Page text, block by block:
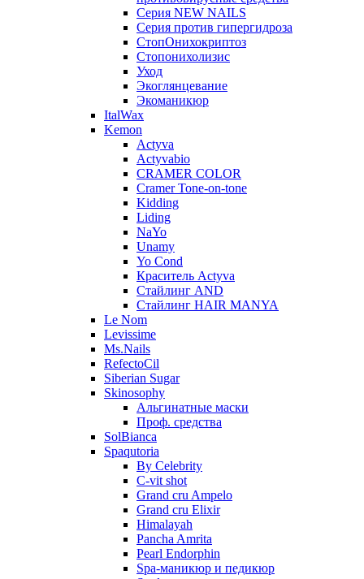
Серия NEW NAILS
Серия против гипергидроза
СтопОнихокриптоз
Стопонихолизис
Уход
Экоглянцевание
Экоманикюр
ItalWax
Kemon
Actyva
Actyvabio
CRAMER COLOR
Cramer Tone-on-tone
Kidding
Liding
NaYo
Unamy
Yo Cond
Краситель Actyva
Стайлинг AND
Стайлинг HAIR MANYA
Le Nom
Levissime
Ms.Nails
RefectoCil
Siberian Sugar
Skinosophy
Альгинатные маски
Проф. средства
SolBianca
Spaqutoria
By Celebrity
C-vit shot
Grand cru Ampelo
Grand сru Elixir
Himalayah
Pancha Amrita
Pearl Endorphin
Spa-маникюр и педикюр